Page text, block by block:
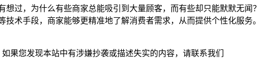
过，为什么有些商家总能吸引到大量顾客，而有些却只能默默无闻？
术手段，商家能够更精准地了解消费者需求，从而提供个性化服务。
果您发现本站中有涉嫌抄袭或描述失实的内容，请联系我们